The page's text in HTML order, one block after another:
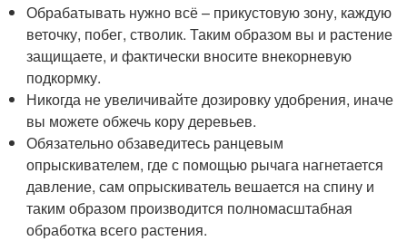
Обрабатывать нужно всё – прикустовую зону, каждую
веточку, побег, стволик. Таким образом вы и растение
защищаете, и фактически вносите внекорневую
подкормку.
Никогда не увеличивайте дозировку удобрения, иначе
вы можете обжечь кору деревьев.
Обязательно обзаведитесь ранцевым
опрыскивателем, где с помощью рычага нагнетается
давление, сам опрыскиватель вешается на спину и
таким образом производится полномасштабная
обработка всего растения.